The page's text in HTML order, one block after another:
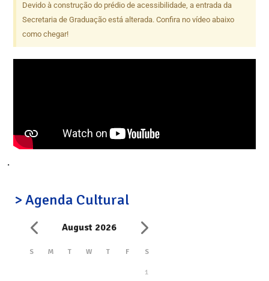
Devido à construção do prédio de acessibilidade, a entrada da
Secretaria de Graduação está alterada. Confira no vídeo abaixo
como chegar!
.
> Agenda Cultural
August 2026
S M T W T F S
1